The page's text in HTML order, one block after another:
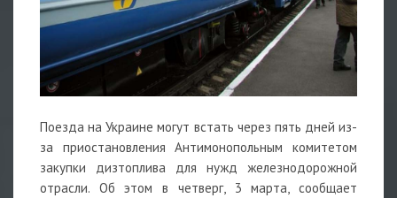
Поезда на Украине могут встать через пять дней из-
за приостановления Антимонопольным комитетом
закупки дизтоплива для нужд железнодорожной
отрасли. Об этом в четверг, 3 марта, сообщает